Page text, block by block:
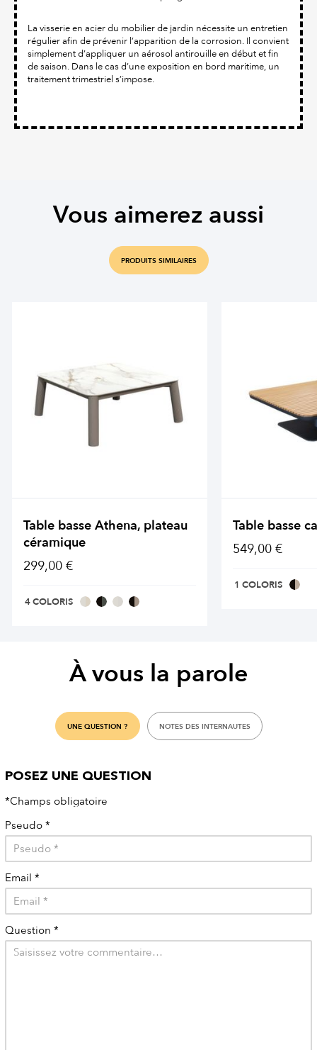
La visserie en acier du mobilier de jardin nécessite un entretien
régulier afin de prévenir l’apparition de la corrosion. Il convient
simplement d’appliquer un aérosol antirouille en début et fin
de saison. Dans le cas d’une exposition en bord maritime, un
traitement trimestriel s’impose.
Vous aimerez aussi
PRODUITS SIMILAIRES
Table basse Athena, plateau
céramique
299,00 €
4 COLORIS
Table basse
549,00 €
1 COLORIS
À vous la parole
UNE QUESTION ? NOTES DES INTERNAUTES
POSEZ UNE QUESTION
*Champs obligatoire
Pseudo *
Email *
Question *